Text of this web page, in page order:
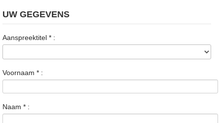
UW GEGEVENS
Aanspreektitel * :
Voornaam * :
Naam * :